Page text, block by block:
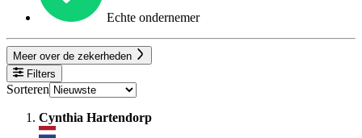
Echte ondernemer
Meer over de zekerheden
Filters
Sorteren
Cynthia Hartendorp